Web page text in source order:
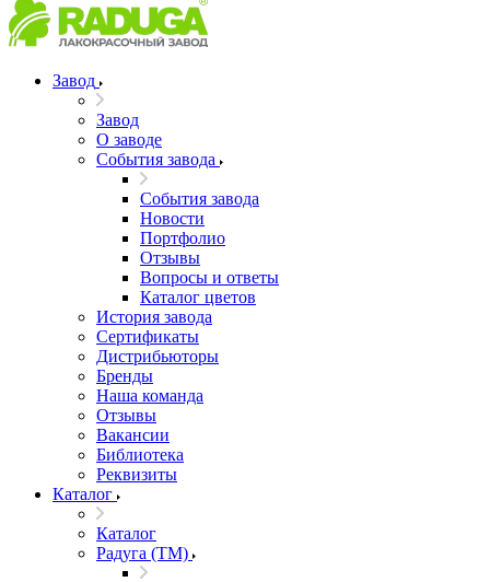
Завод
Завод
О заводе
События завода
События завода
Новости
Портфолио
Отзывы
Вопросы и ответы
Каталог цветов
История завода
Сертификаты
Дистрибьюторы
Бренды
Наша команда
Отзывы
Вакансии
Библиотека
Реквизиты
Каталог
Каталог
Радуга (ТМ)